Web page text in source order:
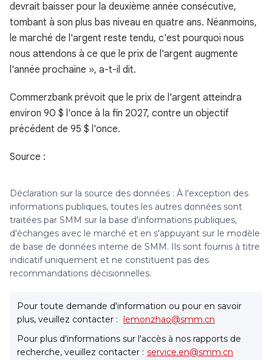
devrait baisser pour la deuxième année consécutive,
tombant à son plus bas niveau en quatre ans. Néanmoins,
le marché de l'argent reste tendu, c'est pourquoi nous
nous attendons à ce que le prix de l'argent augmente
l'année prochaine », a-t-il dit.
Commerzbank prévoit que le prix de l'argent atteindra
environ 90 $ l'once à la fin 2027, contre un objectif
précédent de 95 $ l'once.
Source :
Déclaration sur la source des données : À l'exception des
informations publiques, toutes les autres données sont
traitées par SMM sur la base d'informations publiques,
d'échanges avec le marché et en s'appuyant sur le modèle
de base de données interne de SMM. Ils sont fournis à titre
indicatif uniquement et ne constituent pas des
recommandations décisionnelles.
Pour toute demande d'information ou pour en savoir
plus, veuillez contacter : lemonzhao@smm.cn
Pour plus d'informations sur l'accès à nos rapports de
recherche, veuillez contacter : service.en@smm.cn